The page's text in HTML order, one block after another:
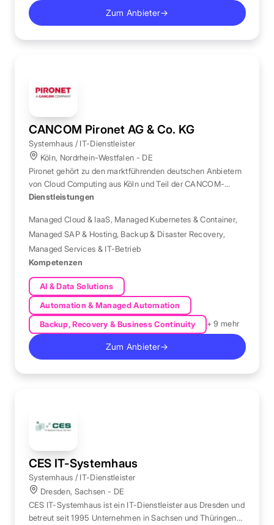
Zum Anbieter→
CANCOM Pironet AG & Co. KG
Systemhaus / IT-Dienstleister
Köln, Nordrhein-Westfalen - DE
Pironet gehört zu den marktführenden deutschen Anbietern
von Cloud Computing aus Köln und Teil der CANCOM-
Gruppe.
Dienstleistungen
Managed Cloud & IaaS, Managed Kubernetes & Container,
Managed SAP & Hosting, Backup & Disaster Recovery,
Managed Services & IT-Betrieb
Kompetenzen
AI & Data Solutions
Automation & Managed Automation
Backup, Recovery & Business Continuity
+ 9 mehr
Zum Anbieter→
CES IT-Systemhaus
Systemhaus / IT-Dienstleister
Dresden, Sachsen - DE
CES IT-Systemhaus ist ein IT-Dienstleister aus Dresden und
betreut seit 1995 Unternehmen in Sachsen und Thüringen